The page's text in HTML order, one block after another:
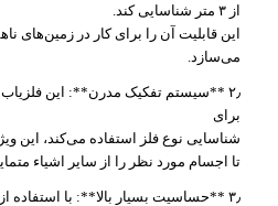
از ۳ متر شناسایی کند.
این قابلیت آن را برای کار در زمین‌های
می‌سازد.
۲٫ **سیستم تفکیک مدرن**: این فلزیاب
برای
شناسایی نوع فلز استفاده می‌کند، این
تا اجسام مورد نظر را از سایر اشیاء
۳٫ **حساسیت بسیار بالا**: با استفاده از سنسورهای مخصوص،